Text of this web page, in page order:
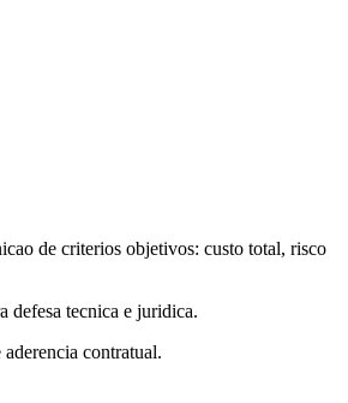
de criterios objetivos: custo total, risco
defesa tecnica e juridica.
contratual.